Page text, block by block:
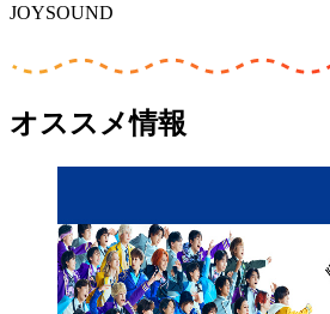
JOYSOUND
オススメ情報